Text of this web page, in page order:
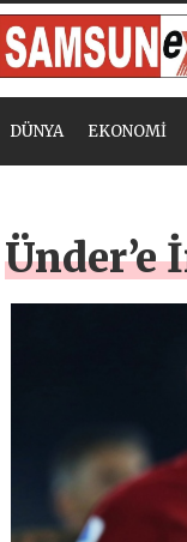
DÜNYA EKONOMİ
Ünder’e